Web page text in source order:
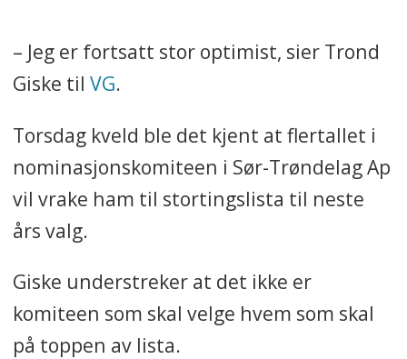
– Jeg er fortsatt stor optimist, sier Trond
Giske til VG.
Torsdag kveld ble det kjent at flertallet i
nominasjonskomiteen i Sør-Trøndelag Ap
vil vrake ham til stortingslista til neste
års valg.
Giske understreker at det ikke er
komiteen som skal velge hvem som skal
på toppen av lista.